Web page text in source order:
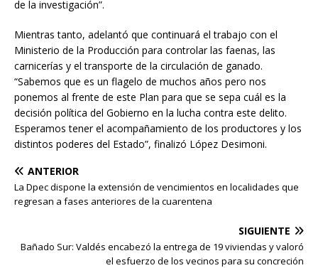
de la investigación”.
Mientras tanto, adelantó que continuará el trabajo con el
Ministerio de la Producción para controlar las faenas, las
carnicerías y el transporte de la circulación de ganado.
“Sabemos que es un flagelo de muchos años pero nos
ponemos al frente de este Plan para que se sepa cuál es la
decisión política del Gobierno en la lucha contra este delito.
Esperamos tener el acompañamiento de los productores y los
distintos poderes del Estado”, finalizó López Desimoni.
ANTERIOR
La Dpec dispone la extensión de vencimientos en localidades que
regresan a fases anteriores de la cuarentena
SIGUIENTE
Bañado Sur: Valdés encabezó la entrega de 19 viviendas y valoró
el esfuerzo de los vecinos para su concreción